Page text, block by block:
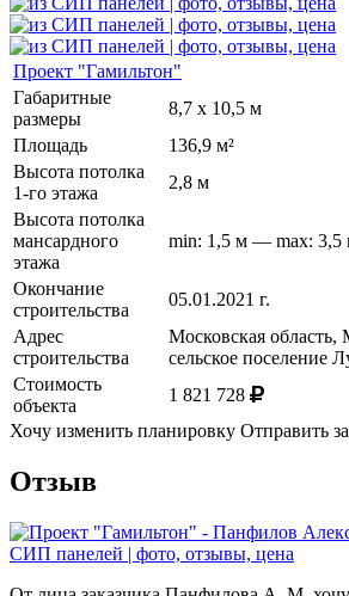
Проект "Гамильтон"
Габаритные
размеры
8,7 х 10,5 м
Площадь
136,9 м²
Высота потолка
1-го этажа
2,8 м
Высота потолка
мансардного
этажа
min: 1,5 м — max: 3,5
Окончание
строительства
05.01.2021 г.
Адрес
строительства
Московская
сельское поселение
Стоимость
объекта
1 821 728
Хочу изменить планировку Отправить
Отзыв